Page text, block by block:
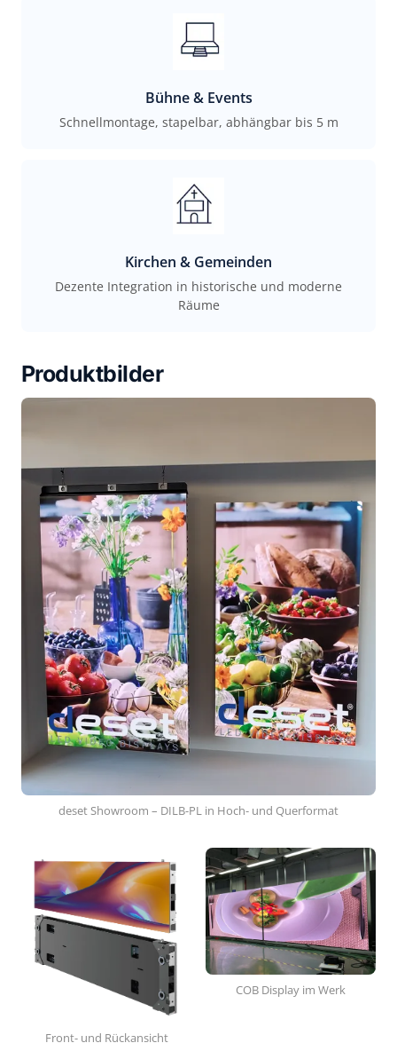
Bühne & Events
Schnellmontage, stapelbar, abhängbar bis 5 m
Kirchen & Gemeinden
Dezente Integration in historische und moderne
Räume
Produktbilder
deset Showroom – DILB-PL in Hoch- und Querformat
Front- und Rückansicht
COB Display im Werk